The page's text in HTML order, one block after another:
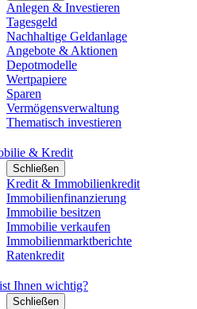
Anlegen & Investieren
Tagesgeld
Nachhaltige Geldanlage
Angebote & Aktionen
Depotmodelle
Wertpapiere
Sparen
Vermögensverwaltung
Thematisch investieren
& Kredit
Schließen
Kredit & Immobilienkredit
Immobilienfinanzierung
Immobilie besitzen
Immobilie verkaufen
Immobilienmarktberichte
Ratenkredit
Ihnen wichtig?
Schließen